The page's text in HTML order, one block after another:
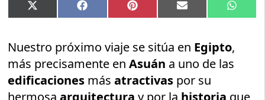
Compartir
en
X
(Twitter)
Compartir
en
Facebook Compartir
en
Pinterest Compartir
en
Email
en
Nuestro próximo viaje se sitúa en Egipto,
más precisamente enAsuán a uno de las
edificaciones másatractivas por su
hermosaarquitecturay por la historia que